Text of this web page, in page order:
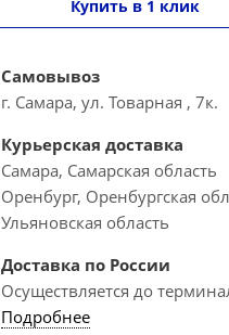
Купить в 1 клик
Самовывоз
г. Самара, ул. Товарная , 7к.
Курьерская доставка
Самара, Самарская область
Оренбург, Оренбургская
Ульяновская область
Доставка по России
Осуществляется до
Подробнее